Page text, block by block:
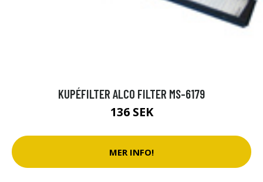
KUPÉFILTER ALCO FILTER MS-6179
136 SEK
MER INFO!